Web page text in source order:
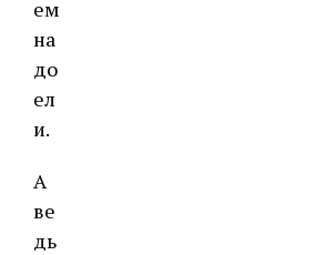
ем
на
до
ел
и.
А
ве
дь